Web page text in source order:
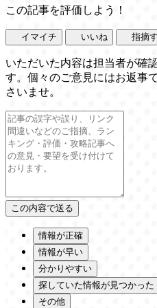
この記事を評価しよう！
イマイチ いいね 指摘
いただいた内容は担当者が確
す。個々のご意見にはお返事
さいませ。
情報が正確
情報が早い
分かりやすい
探していた情報が見つかった
その他